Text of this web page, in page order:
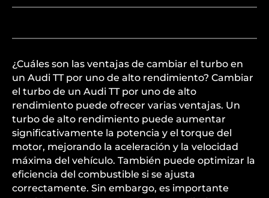
¿Cuáles son las ventajas de cambiar el turbo en
un Audi TT por uno de alto rendimiento? Cambiar
el turbo de un Audi TT por uno de alto
rendimiento puede ofrecer varias ventajas. Un
turbo de alto rendimiento puede aumentar
significativamente la potencia y el torque del
motor, mejorando la aceleración y la velocidad
máxima del vehículo. También puede optimizar la
eficiencia del combustible si se ajusta
correctamente. Sin embargo, es importante